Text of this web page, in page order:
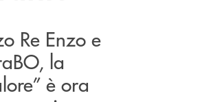
Re Enzo e
la
è ora